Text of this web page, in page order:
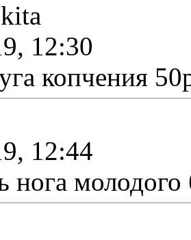
12:30
копчения
12:44
нога